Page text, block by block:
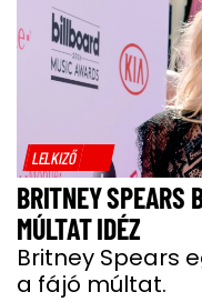
LELKIZŐ
BRITNEY SPEARS
MÚLTAT IDÉZ
Britney Spears
a fájó múltat.